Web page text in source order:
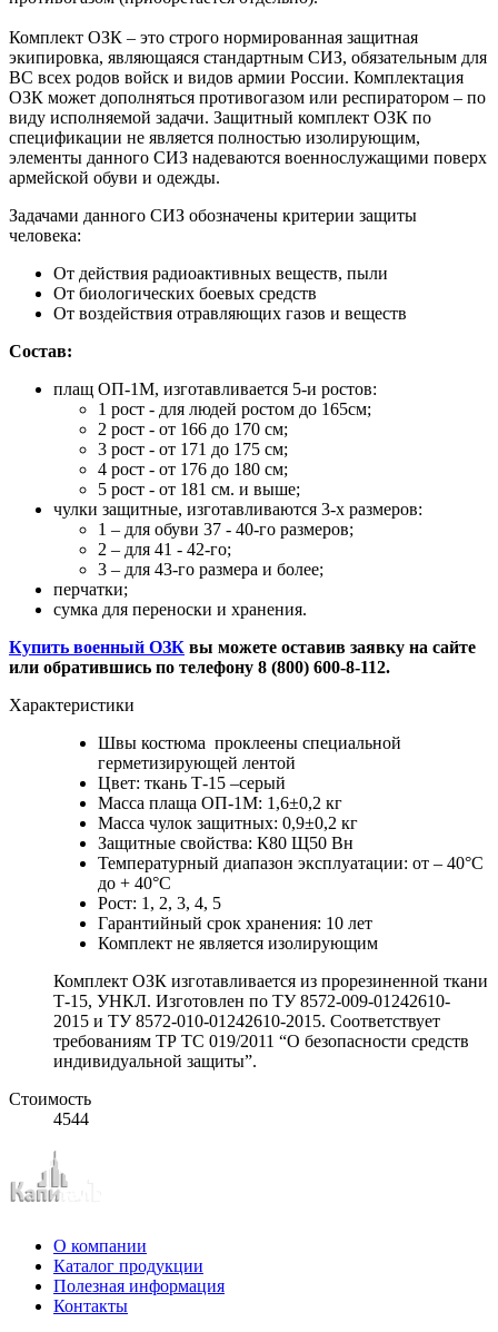
Комплект ОЗК – это строго нормированная защитная
экипировка, являющаяся стандартным СИЗ, обязательным для
ВС всех родов войск и видов армии России. Комплектация
ОЗК может дополняться противогазом или респиратором – по
виду исполняемой задачи. Защитный комплект ОЗК по
спецификации не является полностью изолирующим,
элементы данного СИЗ надеваются военнослужащими поверх
армейской обуви и одежды.
Задачами данного СИЗ обозначены критерии защиты
человека:
От действия радиоактивных веществ, пыли
От биологических боевых средств
От воздействия отравляющих газов и веществ
Состав:
плащ ОП-1М, изготавливается 5-и ростов:
1 рост - для людей ростом до 165см;
2 рост - от 166 до 170 см;
3 рост - от 171 до 175 см;
4 рост - от 176 до 180 см;
5 рост - от 181 см. и выше;
чулки защитные, изготавливаются 3-х размеров:
1 – для обуви 37 - 40-го размеров;
2 – для 41 - 42-го;
3 – для 43-го размера и более;
перчатки;
сумка для переноски и хранения.
Купить военный ОЗК вы можете оставив заявку на сайте
или обратившись по телефону 8 (800) 600-8-112.
Характеристики
Швы костюма проклеены специальной
герметизирующей лентой
Цвет: ткань Т-15 –серый
Масса плаща ОП-1М: 1,6±0,2 кг
Масса чулок защитных: 0,9±0,2 кг
Защитные свойства: К80 Щ50 Вн
Температурный диапазон эксплуатации: от – 40°С
до + 40°С
Рост: 1, 2, 3, 4, 5
Гарантийный срок хранения: 10 лет
Комплект не является изолирующим
Комплект ОЗК изготавливается из прорезиненной ткани
Т-15, УНКЛ. Изготовлен по ТУ 8572-009-01242610-
2015 и ТУ 8572-010-01242610-2015. Соответствует
требованиям ТР ТС 019/2011 “О безопасности средств
индивидуальной защиты”.
Стоимость
4544
О компании
Каталог продукции
Полезная информация
Контакты